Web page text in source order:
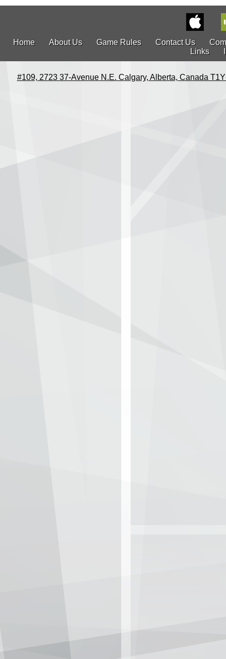
Home About Us Game Rules Contact Us
Links
#109, 2723 37-Avenue N.E. Calgary, Alberta, Canada